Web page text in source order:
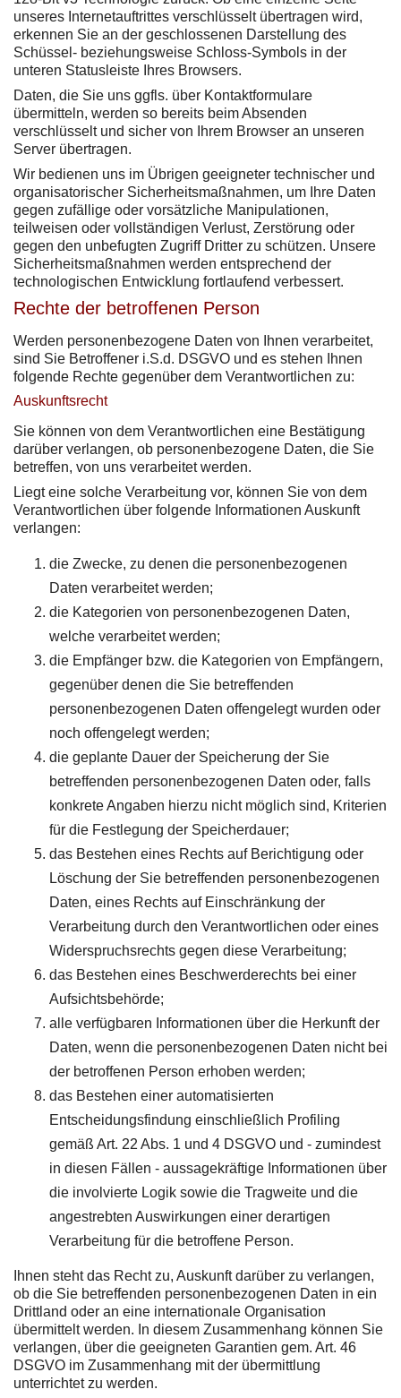
unseres Internetauftrittes verschlüsselt übertragen wird,
erkennen Sie an der geschlossenen Darstellung des
Schüssel- beziehungsweise Schloss-Symbols in der
unteren Statusleiste Ihres Browsers.
Daten, die Sie uns ggfls. über Kontaktformulare
übermitteln, werden so bereits beim Absenden
verschlüsselt und sicher von Ihrem Browser an unseren
Server übertragen.
Wir bedienen uns im Übrigen geeigneter technischer und
organisatorischer Sicherheitsmaßnahmen, um Ihre Daten
gegen zufällige oder vorsätzliche Manipulationen,
teilweisen oder vollständigen Verlust, Zerstörung oder
gegen den unbefugten Zugriff Dritter zu schützen. Unsere
Sicherheitsmaßnahmen werden entsprechend der
technologischen Entwicklung fortlaufend verbessert.
Rechte der betroffenen Person
Werden personenbezogene Daten von Ihnen verarbeitet,
sind Sie Betroffener i.S.d. DSGVO und es stehen Ihnen
folgende Rechte gegenüber dem Verantwortlichen zu:
Auskunftsrecht
Sie können von dem Verantwortlichen eine Bestätigung
darüber verlangen, ob personenbezogene Daten, die Sie
betreffen, von uns verarbeitet werden.
Liegt eine solche Verarbeitung vor, können Sie von dem
Verantwortlichen über folgende Informationen Auskunft
verlangen:
die Zwecke, zu denen die personenbezogenen
Daten verarbeitet werden;
die Kategorien von personenbezogenen Daten,
welche verarbeitet werden;
die Empfänger bzw. die Kategorien von Empfängern,
gegenüber denen die Sie betreffenden
personenbezogenen Daten offengelegt wurden oder
noch offengelegt werden;
die geplante Dauer der Speicherung der Sie
betreffenden personenbezogenen Daten oder, falls
konkrete Angaben hierzu nicht möglich sind, Kriterien
für die Festlegung der Speicherdauer;
das Bestehen eines Rechts auf Berichtigung oder
Löschung der Sie betreffenden personenbezogenen
Daten, eines Rechts auf Einschränkung der
Verarbeitung durch den Verantwortlichen oder eines
Widerspruchsrechts gegen diese Verarbeitung;
das Bestehen eines Beschwerderechts bei einer
Aufsichtsbehörde;
alle verfügbaren Informationen über die Herkunft der
Daten, wenn die personenbezogenen Daten nicht bei
der betroffenen Person erhoben werden;
das Bestehen einer automatisierten
Entscheidungsfindung einschließlich Profiling
gemäß Art. 22 Abs. 1 und 4 DSGVO und - zumindest
in diesen Fällen - aussagekräftige Informationen über
die involvierte Logik sowie die Tragweite und die
angestrebten Auswirkungen einer derartigen
Verarbeitung für die betroffene Person.
Ihnen steht das Recht zu, Auskunft darüber zu verlangen,
ob die Sie betreffenden personenbezogenen Daten in ein
Drittland oder an eine internationale Organisation
übermittelt werden. In diesem Zusammenhang können Sie
verlangen, über die geeigneten Garantien gem. Art. 46
DSGVO im Zusammenhang mit der übermittlung
unterrichtet zu werden.